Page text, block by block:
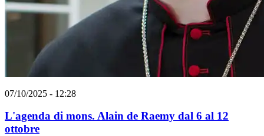
07/10/2025 - 12:28
L'agenda di mons. Alain de Raemy dal 6 al 12
ottobre